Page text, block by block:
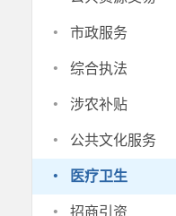
· 市政服务
· 综合执法
· 涉农补贴
· 公共文化服务
· 医疗卫生
招商引资